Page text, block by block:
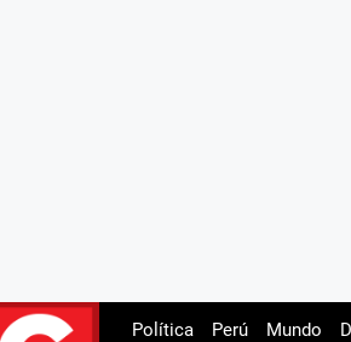
Política Perú Mundo